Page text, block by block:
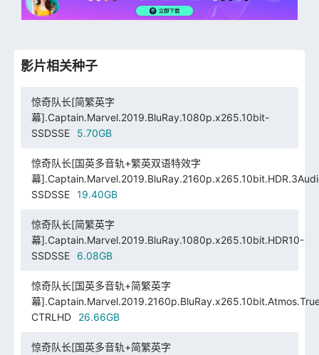
影片相关种子
惊奇队长[简繁英字
幕].Captain.Marvel.2019.BluRay.1080p.x265.10bit-
SSDSSE
5.70GB
惊奇队长[国英多音轨+繁英双语特效字
幕
SSDSSE
19.40GB
惊奇队长[简繁英字
幕].Captain.Marvel.2019.BluRay.1080p.x265.10bit.HDR10-
SSDSSE
6.08GB
惊奇队长[国英多音轨+简繁英字
幕
CTRLHD
26.66GB
惊奇队长[国英多音轨+简繁英字